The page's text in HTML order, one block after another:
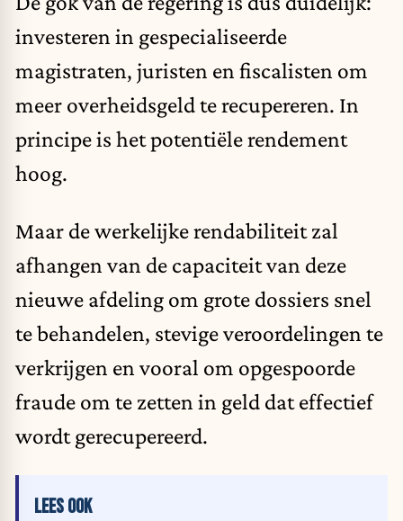
investeren in gespecialiseerde
magistraten, juristen en fiscalisten om
meer overheidsgeld te recupereren. In
principe is het potentiële rendement
hoog.
Maar de werkelijke rendabiliteit zal
afhangen van de capaciteit van deze
nieuwe afdeling om grote dossiers snel
te behandelen, stevige veroordelingen te
verkrijgen en vooral om opgespoorde
fraude om te zetten in geld dat effectief
wordt gerecupereerd.
LEES OOK